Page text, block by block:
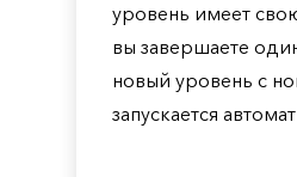
уровень имеет
вы завершаете
новый уровень с
запускается